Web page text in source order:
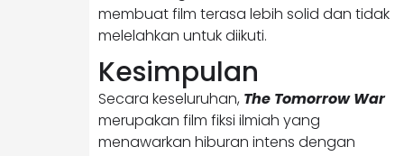
membuat film terasa lebih solid dan tidak
melelahkan untuk diikuti.
Kesimpulan
Secara keseluruhan, The Tomorrow War
merupakan film fiksi ilmiah yang
menawarkan hiburan intens dengan